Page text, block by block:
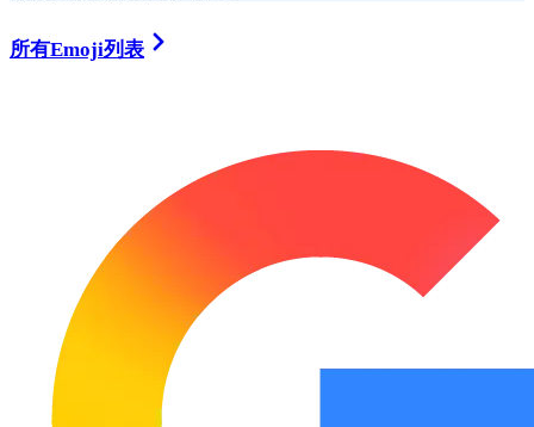
所有Emoji列表